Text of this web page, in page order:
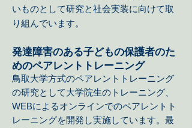
いものとして研究と社会実装に向けて取
り組んでいます。
発達障害のある子どもの保護者のた
めのペアレントトレーニング
鳥取大学方式のペアレントトレーニング
の研究として大学院生のトレーニング、
WEBによるオンラインでのペアレントト
レーニングを開発し実施しています。最